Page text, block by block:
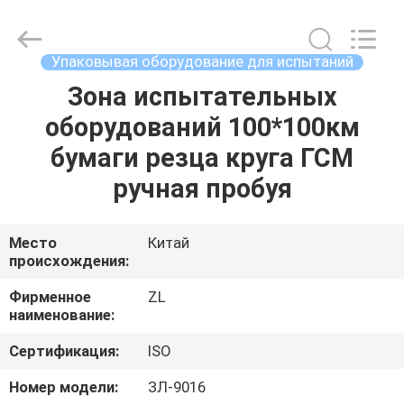
ПРОДУКТЫ
О
НАС
ПУТЕШЕСТВИЕ
ФАБРИКИ
Technology
Упаковывая оборудование для испытаний
Зона испытательных
оборудований 100*100км
бумаги резца круга ГСМ
ручная пробуя
Место
происхождения:
Китай
Фирменное
наименование:
ZL
Сертификация:
ISO
Номер модели:
ЗЛ-9016